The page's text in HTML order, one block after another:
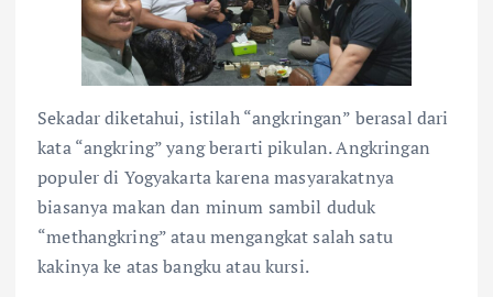
Sekadar diketahui, istilah “angkringan” berasal dari
kata “angkring” yang berarti pikulan. Angkringan
populer di Yogyakarta karena masyarakatnya
biasanya makan dan minum sambil duduk
“methangkring” atau mengangkat salah satu
kakinya ke atas bangku atau kursi.